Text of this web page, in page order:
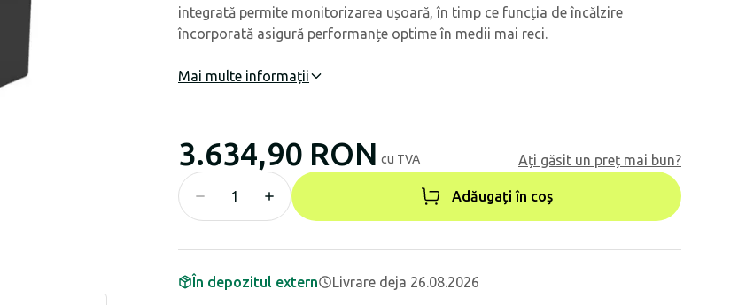
integrată permite monitorizarea ușoară, în timp ce funcția de încălzire
încorporată asigură performanțe optime în medii mai reci.
Mai multe informații
3.634,90 RON cu TVA Ați găsit un preț mai bun?
Adăugați în coș
În depozitul extern Livrare deja 26.08.2026